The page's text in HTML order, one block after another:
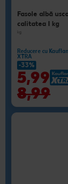
Fasole albă
calitatea I kg
kg
Reducere cu
XTRA
-33%
5,99
8,99